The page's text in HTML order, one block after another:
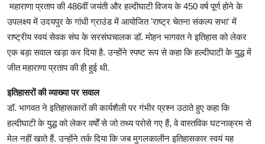
महाराणा प्रताप की 486वीं जयंती और हल्दीघाटी विजय के 450 वर्ष पूर्ण होने के
उपलक्ष्य में उदयपुर के गांधी ग्राउंड में आयोजित 'राष्ट्र चेतना संकल्प सभा' में
राष्ट्रीय स्वयं सेवक संघ के सरसंघचालक डॉ. मोहन भागवत ने इतिहास को लेकर
एक बड़ा सवाल खड़ा कर दिया है. उन्होंने स्पष्ट रूप से कहा कि हल्दीघाटी के युद्ध में
जीत महाराणा प्रताप की ही हुई थी.
इतिहासरों की व्याख्या पर सवाल
डॉ. भागवत ने इतिहासकारों की कार्यशैली पर गंभीर प्रश्न उठाते हुए कहा कि
हल्दीघाटी के युद्ध को लेकर वर्षों से जो तथ्य परोसे गए हैं, वे वास्तविक घटनाक्रम से
मेल नहीं खाते हैं. उन्होंने तर्क दिया कि जब मुगलकालीन इतिहासकार स्वयं यह